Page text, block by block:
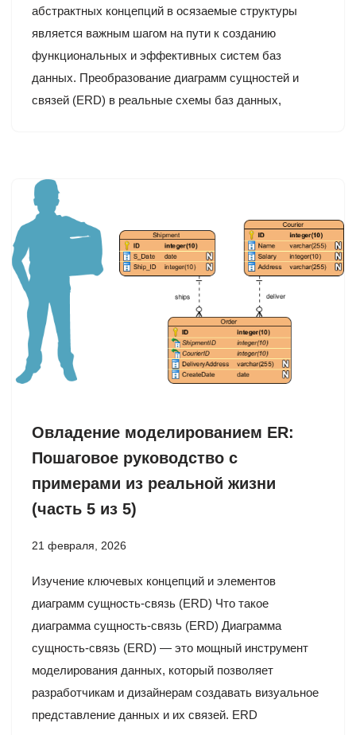
абстрактных концепций в осязаемые структуры
является важным шагом на пути к созданию
функциональных и эффективных систем баз
данных. Преобразование диаграмм сущностей и
связей (ERD) в реальные схемы баз данных,
Овладение моделированием ER:
Пошаговое руководство с
примерами из реальной жизни
(часть 5 из 5)
21 февраля, 2026
Изучение ключевых концепций и элементов
диаграмм сущность-связь (ERD) Что такое
диаграмма сущность-связь (ERD) Диаграмма
сущность-связь (ERD) — это мощный инструмент
моделирования данных, который позволяет
разработчикам и дизайнерам создавать визуальное
представление данных и их связей. ERD